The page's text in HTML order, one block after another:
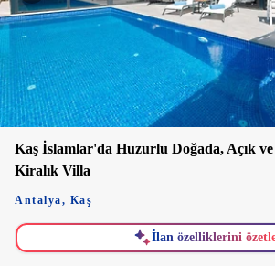
Kaş İslamlar'da Huzurlu Doğada, Açık
Kiralık Villa
Antalya, Kaş
İlan özelliklerini